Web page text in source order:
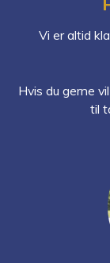
Vi er altid
Hvis du gerne
til